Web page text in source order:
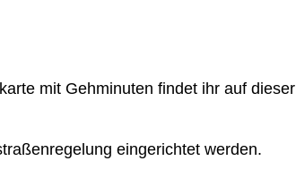
mit Gehminuten findet ihr auf dieser
eingerichtet werden.